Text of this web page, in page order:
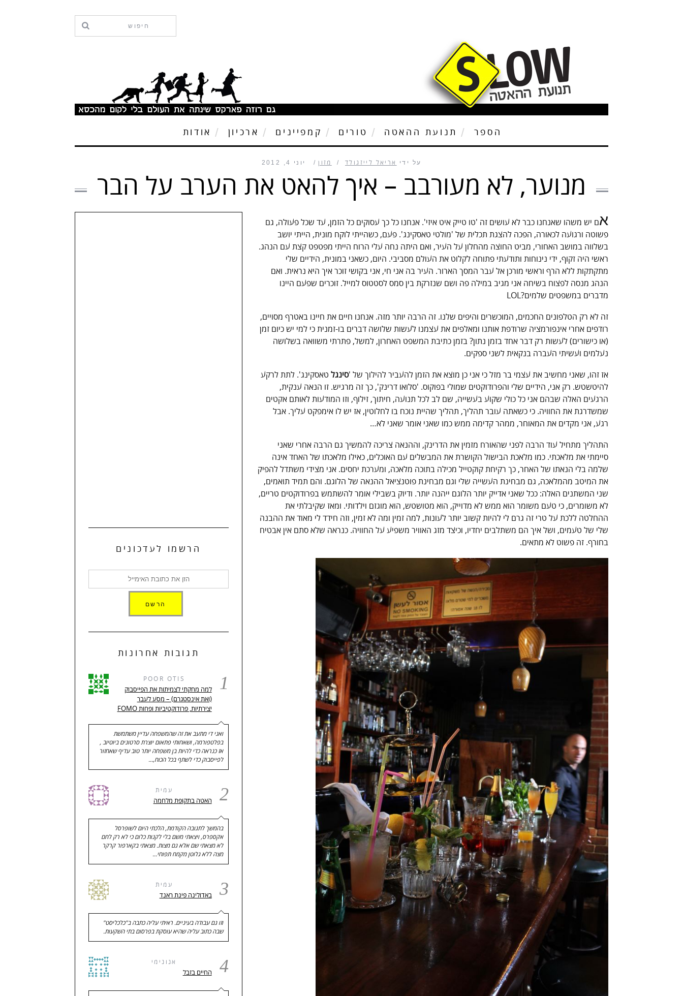
הספר תנועת ההאטה טורים קמפיינים ארכיון אודות
על ידי אריאל לייזגולד מזון יוני 4, 2012
מנוער, לא מעורבב – איך להאט את הערב על הבר
אם יש משהו שאנחנו כבר לא עושים זה 'טו טייק איט איזי'. אנחנו כל כך עסוקים כל הזמן, עד שכל פעולה, גם
פשוטה ורגועה לכאורה, הפכה להצגת תכלית של 'מולטי טאסקינג'. פעם, כשהייתי לוקח מונית, הייתי יושב
בשלווה במושב האחורי, מביט החוצה מהחלון על העיר, ואם היתה נחה עלי הרוח הייתי מפטפט קצת עם הנהג.
ראשי היה זקוף, ידי נינוחות ותודעתי פתוחה לקלוט את העולם מסביבי. היום, כשאני במונית, הידיים שלי
מתקתקות ללא הרף וראשי מורכן אל עבר המסך הארור. העיר בה אני חי, אני בקושי זוכר איך היא נראית. ואם
הנהג מנסה לפצוח בשיחה אני מגיב במילה פה ושם שנזרקת בין סמס לסטטוס למייל. זוכרים שפעם היינו
מדברים במשפטים שלמים?LOL
זה לא רק הטלפונים החכמים, המוכשרים והיפים שלנו. זה הרבה יותר מזה. אנחנו חיים את חיינו באטרף מסויים,
רודפים אחרי אינפורמציה שרודפת אותנו ומאלפים את עצמנו לעשות שלושה דברים בו-זמנית כי למי יש כיום זמן
(או כישורים) לעשות רק דבר אחד בזמן נתון? בזמן כתיבת המשפט האחרון, למשל, פתרתי משוואה בשלושה
נעלמים ועשיתי העברה בנקאית לשני ספקים.
אז זהו, שאני מחשיב את עצמי בר מזל כי אני כן מוצא את הזמן להעביר להילוך של 'סינגל טאסקינג'. לתת לרקע
להיטשטש. רק אני, הידיים שלי והפרודוקטים שמולי בפוקוס. 'סלואו דרינק', כך זה מרגיש. זו הנאה ענקית,
הרגעים האלה שבהם אני כל כולי שקוע בעשייה, שם לב לכל תנועה, חיתוך, זילוף, וזו המודעות לאותם אקטים
שמשדרגת את החוויה. כי כשאתה עובר תהליך, תהליך שהיית נוכח בו לחלוטין, אז יש לו אימפקט עליך. אבל
רגע, אני מקדים את המאוחר, ממהר קדימה ממש כמו שאני אומר שאני לא…
התהליך מתחיל עוד הרבה לפני שהאורח מזמין את הדרינק, וההנאה צריכה להמשיך גם הרבה אחרי שאני
סיימתי את מלאכתי. כמו מלאכת הבישול הקושרת את המבשלים עם האוכלים, כאילו מלאכתו של האחד אינה
שלמה בלי הנאתו של האחר, כך רקיחת קוקטייל מכילה בתוכה מלאכה, ומערכת יחסים. אני מצידי משתדל להפיק
את המיטב מהמלאכה, גם מבחינת העשייה שלי וגם מבחינת פוטנציאל ההנאה של הלוגם. והם תמיד תואמים,
שני המשתנים האלה: ככל שאני אדייק יותר הלוגם ייהנה יותר. ודיוק בשבילי אומר להשתמש בפרודוקטים טריים,
לא משומרים, כי טעם משומר הוא ממש לא מדוייק, הוא מטושטש, הוא מוגזם וילדותי. ומאז שקיבלתי את
ההחלטה ללכת על טרי זה גרם לי להיות קשוב יותר לעונות, למה זמין ומה לא זמין, וזה חידד לי מאוד את ההבנה
שלי של טעמים, ושל איך הם משתלבים יחדיו, וכיצד מזג האוויר משפיע על החוויה. כנראה שלא סתם אין אבטיח
בחורף. זה פשוט לא מתאים.
הרשמו לעדכונים
תגובות אחרונות
1
POOR OTIS
למה מחקתי לצמיתות את הפייסבוק
(ואת אינסטגרם) – מסע לעבר
יצירתיות, פרודוקטיביות ופחות FOMO
ואני די מתעב את זה שהמשפחה עדיין משתמשת
בפלטפורמה, ושאחותי פתאום יוצרת סרטונים ביוטיוב ,
אז כנראה כדי להיות בן משפחה יותר טוב עדיף שאחזור
לפייסבוק כדי לשתף בכל הכוח,…
2 עמית
האטה בתקופת מלחמה
בהמשך לתגובה הקודמת, הלכתי היום לשופרסל
אקספרס, ויצאתי משם בלי לקנות כלום כי לא רק לחם
לא מצאתי שם אלא גם מצות. מצאתי בקארפור קרקר
מצה ללא גלוטן מקמח תפוחי…
3 עמית
באדולינה פינת ראנד
וזו גם עבודה בעיניים. ראיתי עליה כתבה ב"כלכליסט"
שבה כתוב עליה שהיא עוסקת בפרסום בתי השקעות.
4 אנונימי
החיים בזבל